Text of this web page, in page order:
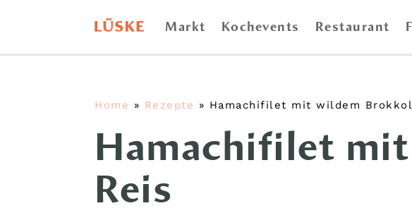
Markt Kochevents Restaurant
Home » Rezepte » Hamachifilet mit wildem
Hamachifilet
Reis